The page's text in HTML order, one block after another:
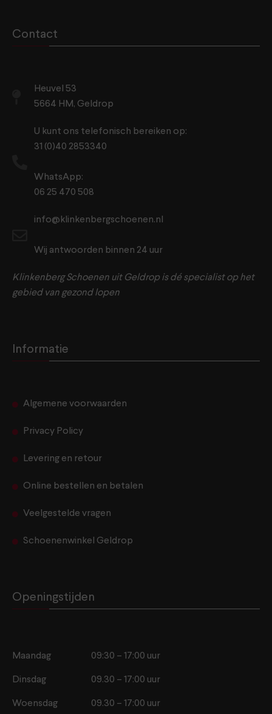
Contact
Heuvel 53
5664 HM, Geldrop
U kunt ons telefonisch bereiken op:
31 (0)40 2853340
WhatsApp:
06 25 470 508
info@klinkenbergschoenen.nl
Wij antwoorden binnen 24 uur
Klinkenberg Schoenen uit Geldrop is dé specialist op het
gebied van gezond lopen
Informatie
Algemene voorwaarden
Privacy Policy
Levering en retour
Online bestellen en betalen
Veelgestelde vragen
Schoenenwinkel Geldrop
Openingstijden
Maandag 09:30 – 17:00 uur
Dinsdag 09.30 – 17:00 uur
Woensdag 09.30 – 17:00 uur